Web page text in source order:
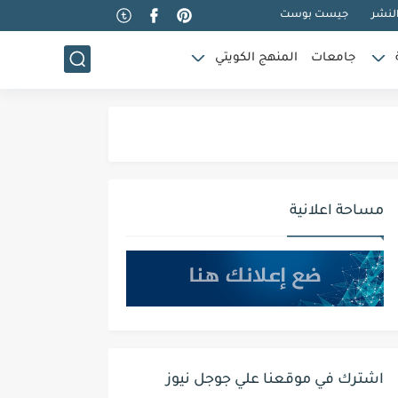
جيست بوست
جامعات المنهج الكويتي
مساحة اعلانية
اشترك في موقعنا علي جوجل نيوز